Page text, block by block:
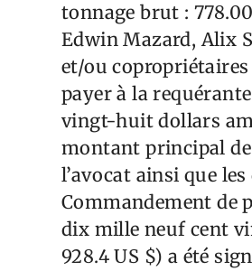
tonnage brut :
Edwin Mazard, Alix
et/ou
payer à la
vingt-huit dollars
montant principal de
l’avocat ainsi que
Commandement de
dix mille neuf cent
928.4 US $) a été